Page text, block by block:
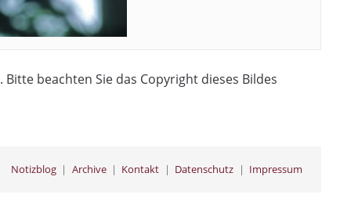
. Bitte beachten Sie das Copyright dieses Bildes
Notizblog Archive Kontakt Datenschutz Impressum